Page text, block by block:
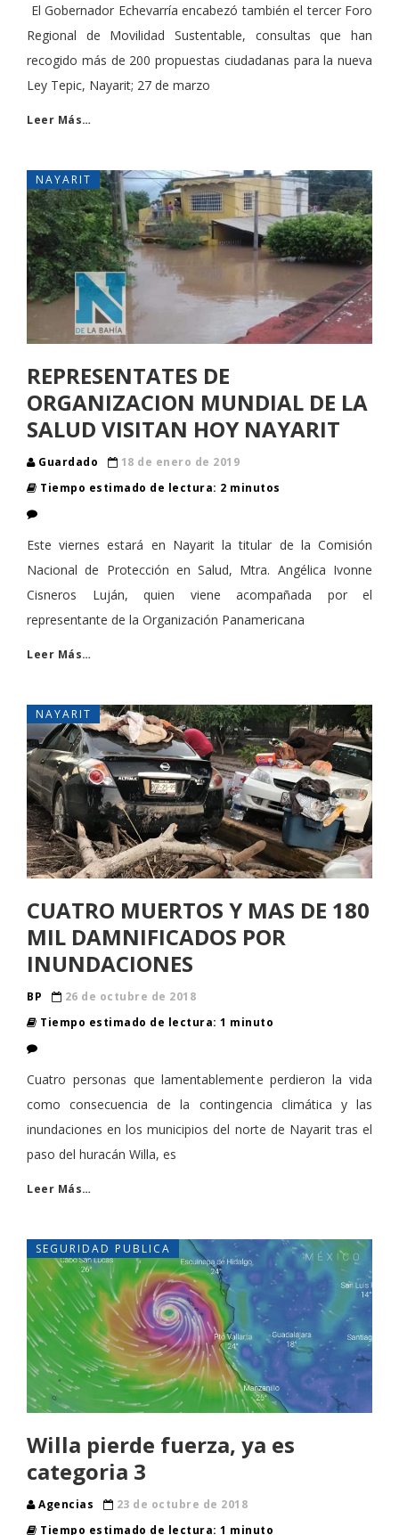
El Gobernador Echevarría encabezó también el tercer Foro
Regional de Movilidad Sustentable, consultas que han
recogido más de 200 propuestas ciudadanas para la nueva
Ley Tepic, Nayarit; 27 de marzo
Leer Más…
NAYARIT
REPRESENTATES DE
ORGANIZACION MUNDIAL DE LA
SALUD VISITAN HOY NAYARIT
Guardado
18 de enero de 2019
Tiempo estimado de lectura: 2 minutos
Este viernes estará en Nayarit la titular de la Comisión
Nacional de Protección en Salud, Mtra. Angélica Ivonne
Cisneros Luján, quien viene acompañada por el
representante de la Organización Panamericana
Leer Más…
NAYARIT
CUATRO MUERTOS Y MAS DE 180
MIL DAMNIFICADOS POR
INUNDACIONES
BP
26 de octubre de 2018
Tiempo estimado de lectura: 1 minuto
Cuatro personas que lamentablemente perdieron la vida
como consecuencia de la contingencia climática y las
inundaciones en los municipios del norte de Nayarit tras el
paso del huracán Willa, es
Leer Más…
SEGURIDAD PUBLICA
Willa pierde fuerza, ya es
categoria 3
Agencias
23 de octubre de 2018
Tiempo estimado de lectura: 1 minuto